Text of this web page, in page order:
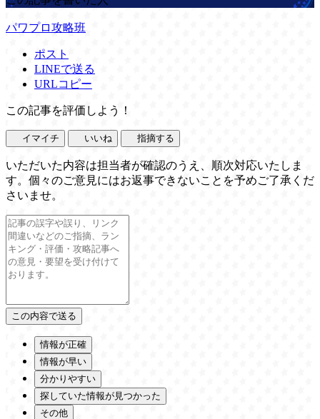
パワプロ攻略班
ポスト
LINEで送る
URLコピー
この記事を評価しよう！
イマイチ いいね 指摘する
いただいた内容は担当者が確認のうえ、順次対応いたしま
す。個々のご意見にはお返事できないことを予めご了承くだ
さいませ。
情報が正確
情報が早い
分かりやすい
探していた情報が見つかった
その他